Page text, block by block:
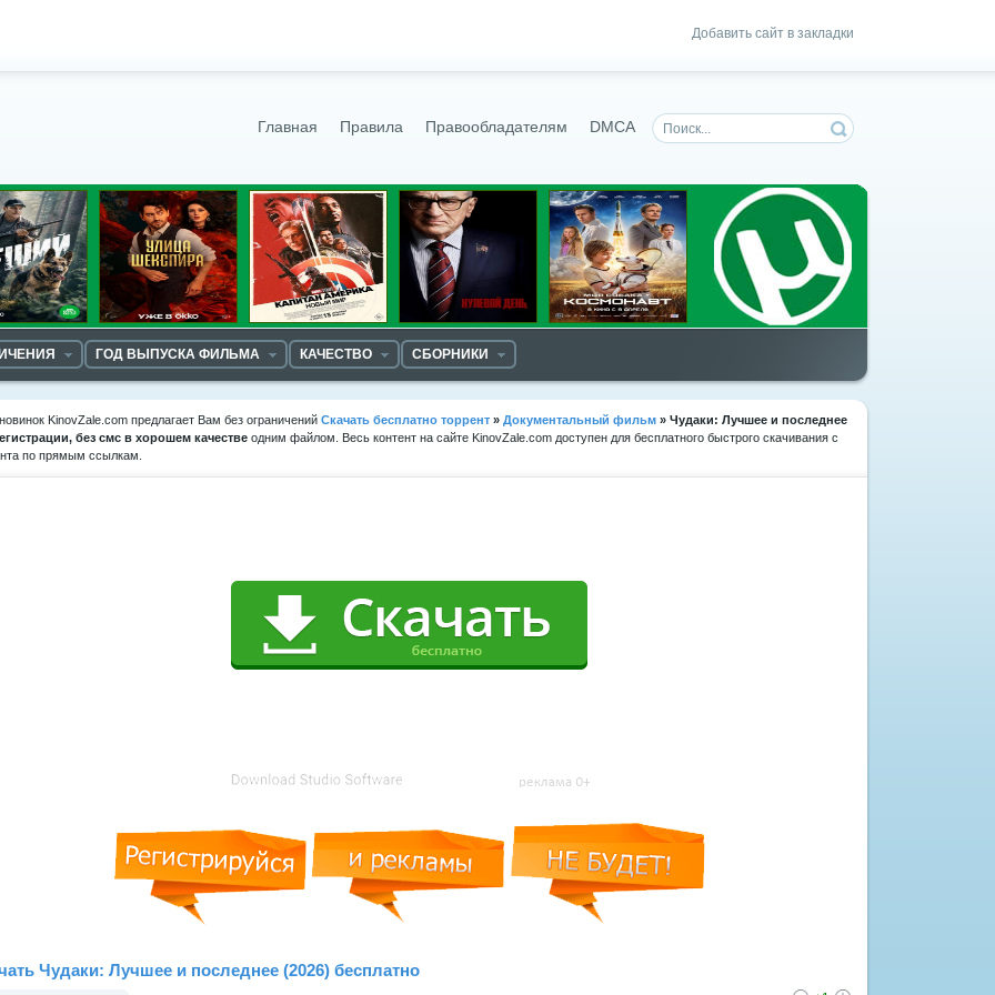
Добавить сайт в закладки
Главная Правила Правообладателям DMCA
ГОД ВЫПУСКА ФИЛЬМА КАЧЕСТВО СБОРНИКИ
KinovZale.com предлагает Вам без ограничений Скачать бесплатно торрент » Документальный фильм » Чудаки: Лучшее и последнее
без смс в хорошем качестве одним файлом. Весь контент на сайте KinovZale.com доступен для бесплатного быстрого скачивания с
по прямым ссылкам.
Чудаки: Лучшее и последнее (2026) бесплатно